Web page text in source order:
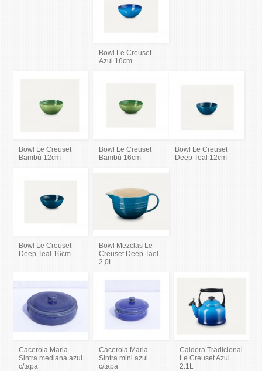
Bowl Le Creuset
Azul 16cm
Bowl Le Creuset
Bambú 12cm
Bowl Le Creuset
Bambú 16cm
Bowl Le Creuset
Deep Teal 12cm
Bowl Le Creuset
Deep Teal 16cm
Bowl Mezclas Le
Creuset Deep Tael
2,0L
Cacerola Maria
Sintra mediana azul
c/tapa
Cacerola Maria
Sintra mini azul
c/tapa
Caldera Tradicional
Le Creuset Azul
2.1L